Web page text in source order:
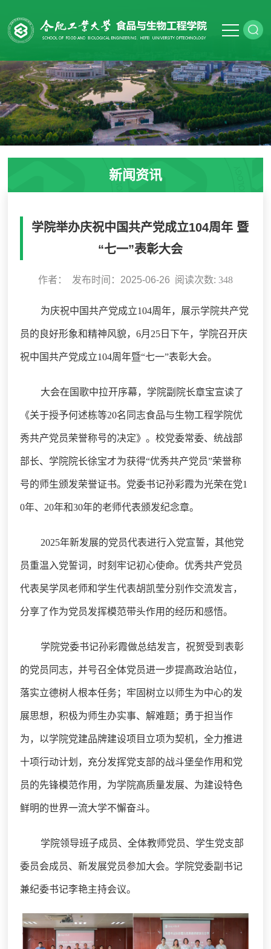
新闻资讯
学院举办庆祝中国共产党成立104周年 暨
“七一”表彰大会
作者： 发布时间：2025-06-26 阅读次数: 348
为庆祝中国共产党成立104周年，展示学院共产党
员的良好形象和精神风貌，6月 25 日下午，学院召开庆
祝中国共产党成立104周年暨“七一”表彰大会。
大会在国歌中拉开序幕，学院副院长章宝宣读了
《关于授予何述栋等20名同志食品与生物工程学院优
秀共产党员荣誉称号的决定》。校党委常委、统战部
部长、学院院长徐宝才为获得“优秀共产党员”荣誉称
号的师生颁发荣誉证书。党委书记孙彩霞为光荣在党1
0年、 20年和30年的老师代表颁发纪念章。
2025年新发展的党员代表进行入党宣誓，其他党
员重温入党誓词，时刻牢记初心使命。优秀共产党员
代表吴学凤老师和学生代表胡凯莹分别作交流发言，
分享了作为党员发挥模范带头作用的经历和感悟。
学院党委书记孙彩霞做总结发言，祝贺受到表彰
的党员同志，并号召全体党员进一步提高政治站位，
落实立德树人根本任务；牢固树立以师生为中心的发
展思想，积极为师生办实事、解难题；勇于担当作
为，以学院党建品牌建设项目立项为契机，全力推进
十项行动计划，充分发挥党支部的战斗堡垒作用和党
员的先锋模范作用，为学院高质量发展、为建设特色
鲜明的世界一流大学不懈奋斗。
学院领导班子成员、全体教师党员、学生党支部
委员会成员、新发展党员参加大会。学院党委副书记
兼纪委书记李艳主持会议。